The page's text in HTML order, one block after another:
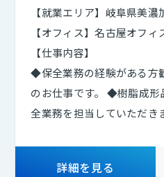
【就業エリア】岐阜県美濃
【オフィス】名古屋オフィ
【仕事内容】
◆保全業務の経験がある方
のお仕事です。 ◆樹脂成形
全業務を担当していただき
詳細を見る
サポートエンジニア
生産技術・プロセス開発
品質管理・品質保証 (340)
生産管理 (172)
実験・試験・評価